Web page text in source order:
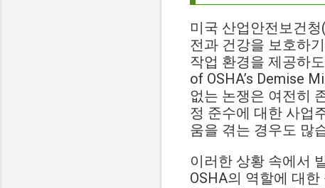
미국 산업안전보건
전과 건강을 보호하
작업 환경을 제공하
of OSHA’s Demise
없는 논쟁은 여전히
정 준수에 대한 사업
움을 겪는 경우도 많
이러한 상황 속에서
OSHA의 역할에 대